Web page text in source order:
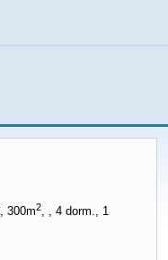
300m2, , 4 dorm., 1